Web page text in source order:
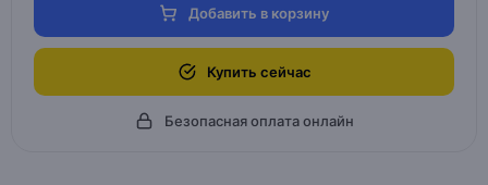
Добавить в корзину
Купить сейчас
Безопасная оплата онлайн